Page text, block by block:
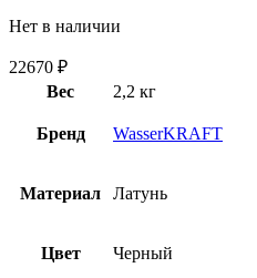
Нет в наличии
22670 ₽
Вес
2,2 кг
Бренд WasserKRAFT
Материал Латунь
Цвет Черный